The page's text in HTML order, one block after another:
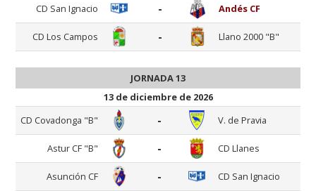
CD San Ignacio - Andés CF
CD Los Campos - Llano 2000 "B"
JORNADA 13
13 de diciembre de 2026
CD Covadonga "B"
- V. de Pravia
Astur CF "B" - CD Llanes
Asunción CF - CD San Ignacio